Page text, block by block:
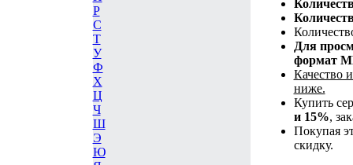
Р
С
Т
У
Ф
Х
Ц
Ч
Ш
Э
Ю
Для
формат
Качество
ниже.
Купить
и 15%,
Покупая
скидку.